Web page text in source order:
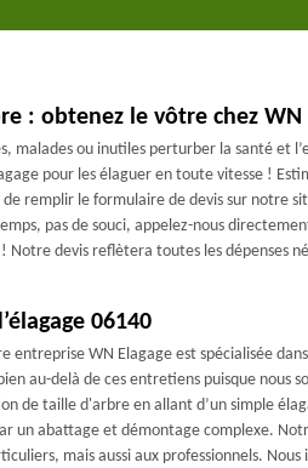
: obtenez le vôtre chez WN
malades ou inutiles perturber la santé et
pour les élaguer en toute vitesse !
remplir le formulaire de devis sur notre
pas de souci, appelez-nous
Notre devis reflètera toutes les dépenses
06140
entreprise WN Elagage est spécialisée
au-delà de ces entretiens puisque nous
de taille d'arbre en allant d’un simple
un abattage et démontage complexe.
mais aussi aux professionnels.